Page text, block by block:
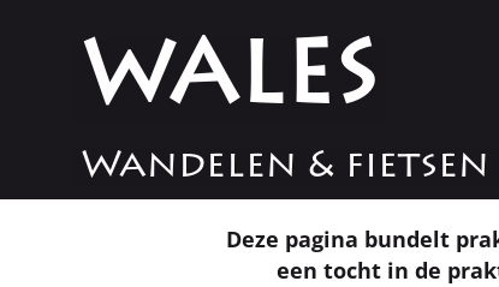
WALES
Wandelen & fietsen
Deze pagina bundelt
een tocht in de